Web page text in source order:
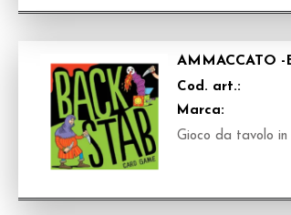
AMMACCATO -
Cod. art.:
Marca:
Gioco da tavolo in